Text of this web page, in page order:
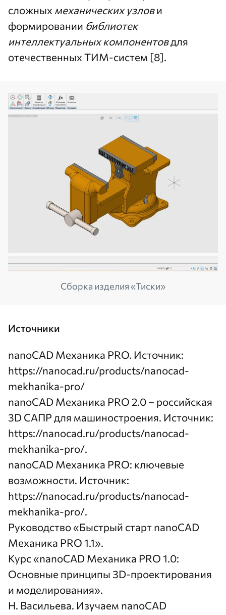
сложных механических узлови
формировании библиотек
интеллектуальных компонентовдля
отечественных ТИМ-систем [8].
Сборка изделия «Тиски»
Источники
nanoCAD Механика PRO. Источник:
https://nanocad.ru/products/nanocad-
mekhanika-pro/
nanoCAD Механика PRO 2.0 – российская
3D САПР для машиностроения. Источник:
https://nanocad.ru/products/nanocad-
mekhanika-pro/.
nanoCAD Механика PRO: ключевые
возможности. Источник:
https://nanocad.ru/products/nanocad-
mekhanika-pro/.
Руководство «Быстрый старт nanoCAD
Механика PRO 1.1».
Курс «nanoCAD Механика PRO 1.0:
Основные принципы 3D-проектирования
и моделирования».
Н. Васильева. Изучаем nanoCAD